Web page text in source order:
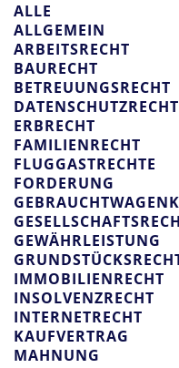
ALLE
ALLGEMEIN
ARBEITSRECHT
BAURECHT
BETREUUNGSRECHT
DATENSCHUTZRECHT
ERBRECHT
FAMILIENRECHT
FLUGGASTRECHTE
FORDERUNG
GEWÄHRLEISTUNG
IMMOBILIENRECHT
INSOLVENZRECHT
INTERNETRECHT
KAUFVERTRAG
MAHNUNG